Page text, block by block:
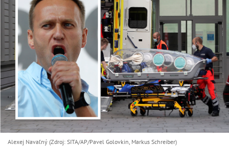
Alexej Navaľný (Zdroj: SITA/AP/Pavel Golovkin, Markus Schreiber)